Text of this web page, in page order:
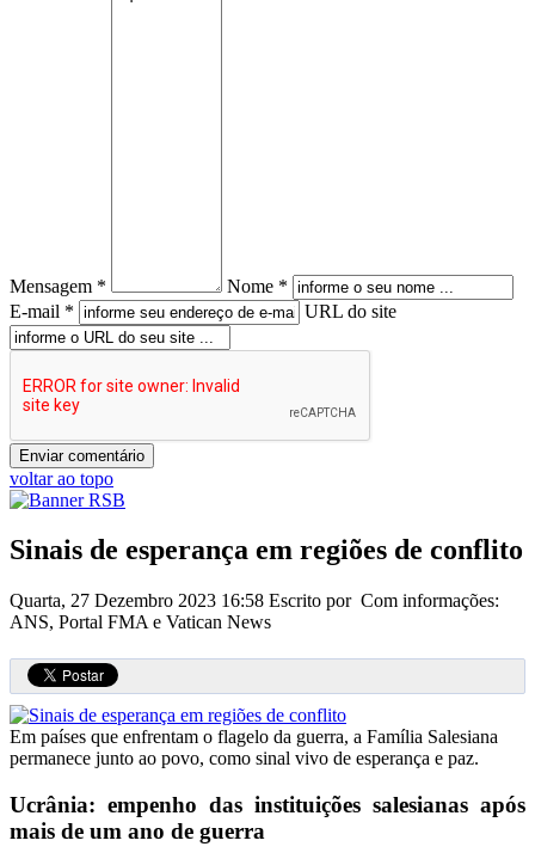
Mensagem *
Nome *
E-mail *
URL do site
voltar ao topo
Sinais de esperança em regiões de conflito
Quarta, 27 Dezembro 2023 16:58 Escrito por Com informações:
ANS, Portal FMA e Vatican News
Em países que enfrentam o flagelo da guerra, a Família Salesiana
permanece junto ao povo, como sinal vivo de esperança e paz.
Ucrânia: empenho das instituições salesianas após
mais de um ano de guerra